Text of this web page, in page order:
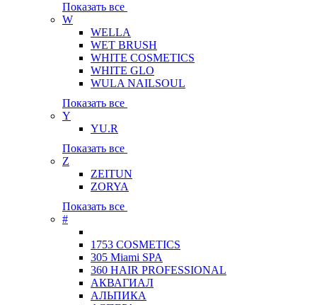
Показать все
W
WELLA
WET BRUSH
WHITE COSMETICS
WHITE GLO
WULA NAILSOUL
Показать все
Y
YU.R
Показать все
Z
ZEITUN
ZORYA
Показать все
#
1753 COSMETICS
305 Miami SPA
360 HAIR PROFESSIONAL
АКВАГИАЛ
АЛЬПИКА